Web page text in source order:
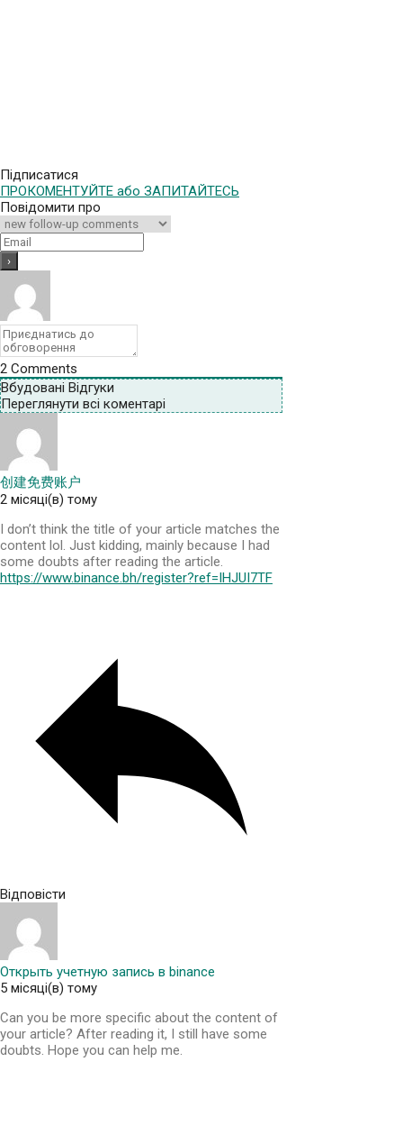
Підписатися
ПРОКОМЕНТУЙТЕ або ЗАПИТАЙТЕСЬ
Повідомити про
2 Comments
Вбудовані Відгуки
Переглянути всі коментарі
创建免费账户
2 місяці(в) тому
I don’t think the title of your article matches the
content lol. Just kidding, mainly because I had
some doubts after reading the article.
https://www.binance.bh/register?ref=IHJUI7TF
Відповісти
Открыть учетную запись в binance
5 місяці(в) тому
Can you be more specific about the content of
your article? After reading it, I still have some
doubts. Hope you can help me.